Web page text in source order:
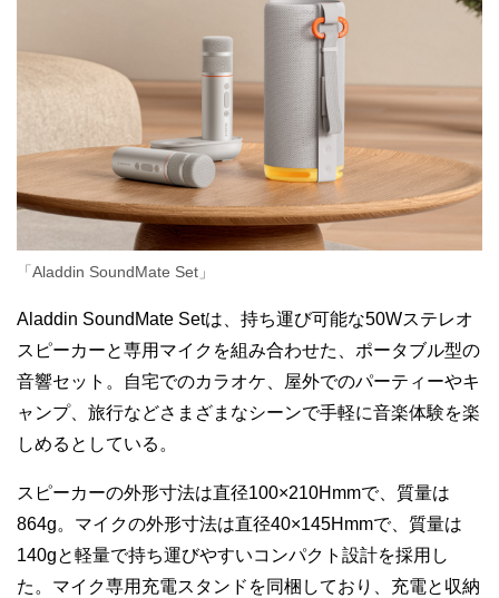
「Aladdin SoundMate Set」
Aladdin SoundMate Setは、持ち運び可能な50Wステレオ
スピーカーと専用マイクを組み合わせた、ポータブル型の
音響セット。自宅でのカラオケ、屋外でのパーティーやキ
ャンプ、旅行などさまざまなシーンで手軽に音楽体験を楽
しめるとしている。
スピーカーの外形寸法は直径100×210Hmmで、質量は
864g。マイクの外形寸法は直径40×145Hmmで、質量は
140gと軽量で持ち運びやすいコンパクト設計を採用し
た。マイク専用充電スタンドを同梱しており、充電と収納